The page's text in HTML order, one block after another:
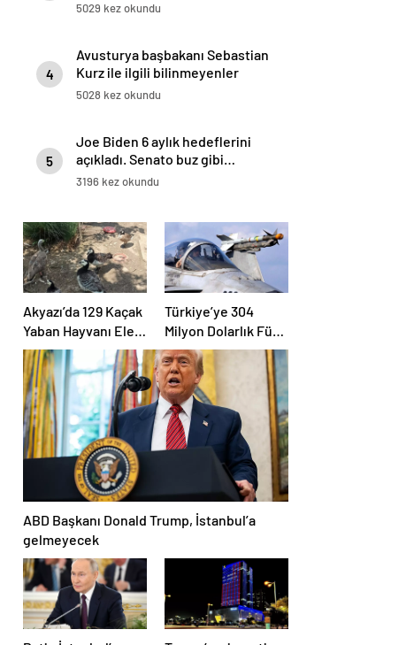
5029 kez okundu
4
Avusturya başbakanı Sebastian
Kurz ile ilgili bilinmeyenler
5028 kez okundu
5
Joe Biden 6 aylık hedeflerini
açıkladı. Senato buz gibi…
3196 kez okundu
Akyazı’da 129 Kaçak
Yaban Hayvanı Ele
Geçirildi
Türkiye’ye 304
Milyon Dolarlık Füze
Satışı Onayı
ABD Başkanı Donald Trump, İstanbul’a
gelmeyecek